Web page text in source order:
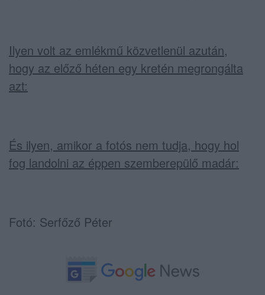
Ilyen volt az emlékmű közvetlenül azután,
hogy az előző héten egy kretén megrongálta
azt:
És ilyen, amikor a fotós nem tudja, hogy hol
fog landolni az éppen szemberepülő madár:
Fotó: Serfőző Péter